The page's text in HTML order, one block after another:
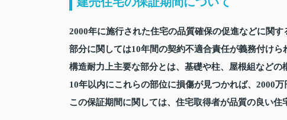
2000年に施行された住宅の品質確保の促進などに関
部分に関しては10年間の契約不適合責任が義務付けら
構造耐力上主要な部分とは、基礎や柱、屋根組などの
10年以内にこれらの部位に損傷が見つかれば、2000
この保証期間に関しては、住宅取得者が品質の良い住